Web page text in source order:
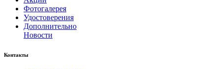
Фотогалерея
Удостоверения
Дополнительно
Новости
Контакты